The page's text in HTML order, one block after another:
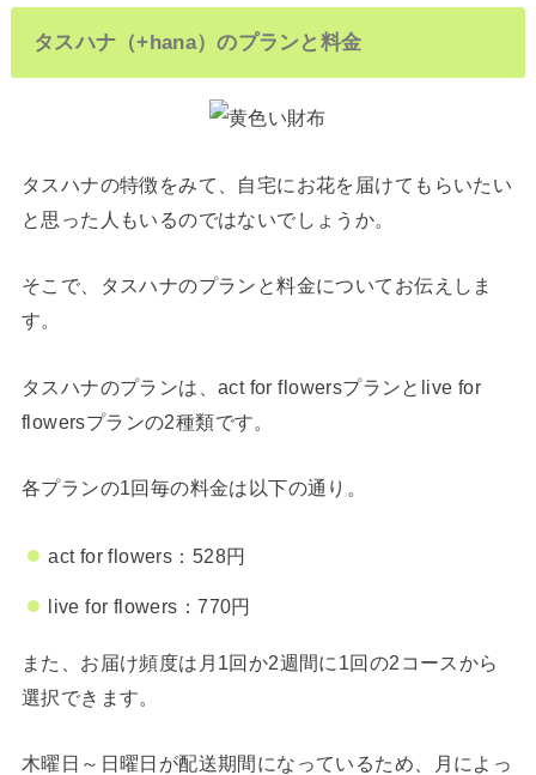
タスハナ（+hana）のプランと料金
タスハナの特徴をみて、自宅にお花を届けてもらいたい
と思った人もいるのではないでしょうか。
そこで、タスハナのプランと料金についてお伝えしま
す。
タスハナのプランは、act for flowersプランとlive for
flowersプランの2種類です。
各プランの1回毎の料金は以下の通り。
act for flowers：528円
live for flowers：770円
また、お届け頻度は月1回か2週間に1回の2コースから
選択できます。
木曜日～日曜日が配送期間になっているため、月によっ